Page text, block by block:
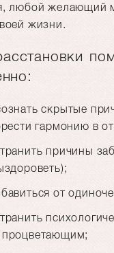
любой желающий
жизни.
скрытые
гармонию в
причины
от